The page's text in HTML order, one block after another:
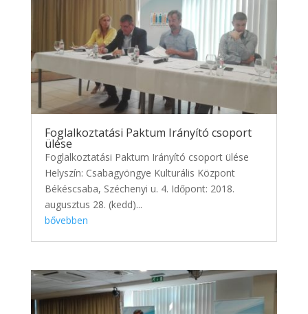
Foglalkoztatási Paktum Irányító csoport
ülése
Foglalkoztatási Paktum Irányító csoport ülése
Helyszín: Csabagyöngye Kulturális Központ
Békéscsaba, Széchenyi u. 4. Időpont: 2018.
augusztus 28. (kedd)...
bővebben